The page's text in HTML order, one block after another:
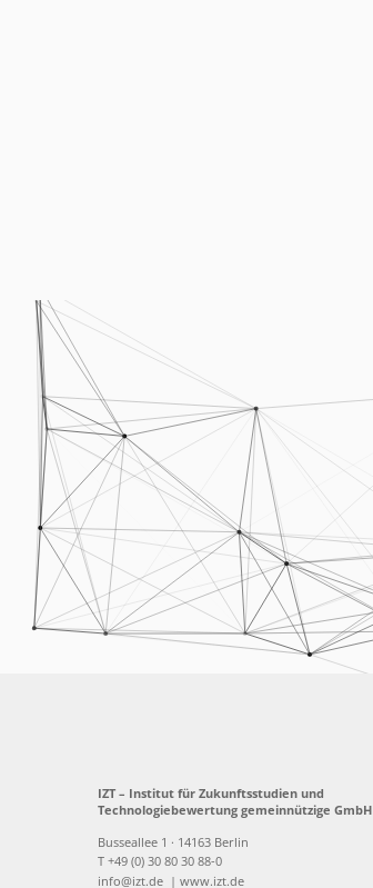
IZT – Institut für Zukunftsstudien und
Technologiebewertung gemeinnützige GmbH
Busseallee 1 · 14163 Berlin
T +49 (0) 30 80 30 88-0
info@izt.de | www.izt.de